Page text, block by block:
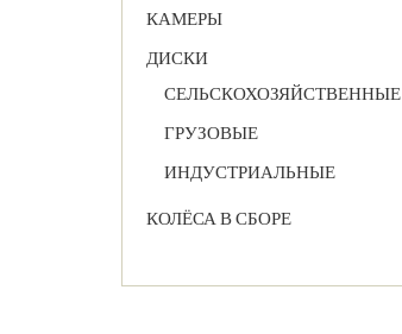
КАМЕРЫ
ДИСКИ
СЕЛЬСКОХОЗЯЙСТВЕННЫЕ
ГРУЗОВЫЕ
ИНДУСТРИАЛЬНЫЕ
КОЛЁСА В СБОРЕ